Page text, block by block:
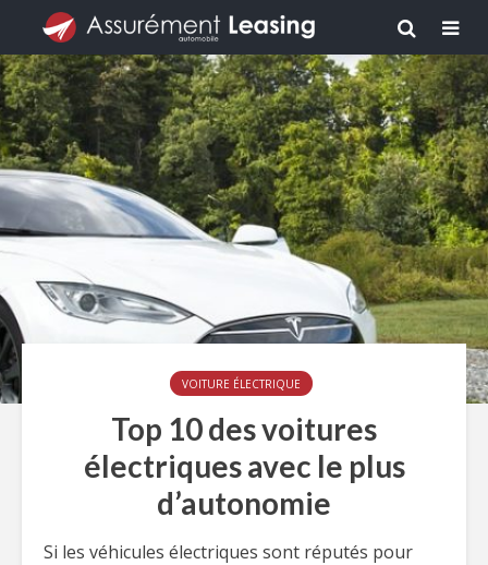
VOITURE ÉLECTRIQUE
Top 10 des voitures
électriques avec le plus
d’autonomie
Si les véhicules électriques sont réputés pour